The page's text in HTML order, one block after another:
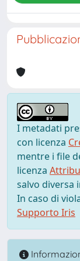
I metadati
con licenza
mentre i file
licenza
salvo diversa
In caso di
Supporto Iris